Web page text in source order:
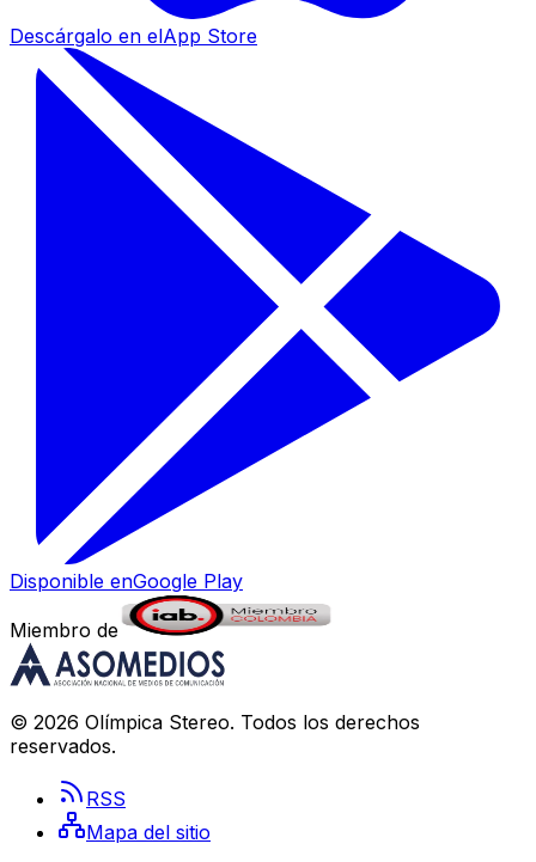
Descárgalo en elApp Store
Disponible enGoogle Play
Miembro de
© 2026 Olímpica Stereo. Todos los derechos
reservados.
RSS
Mapa del sitio